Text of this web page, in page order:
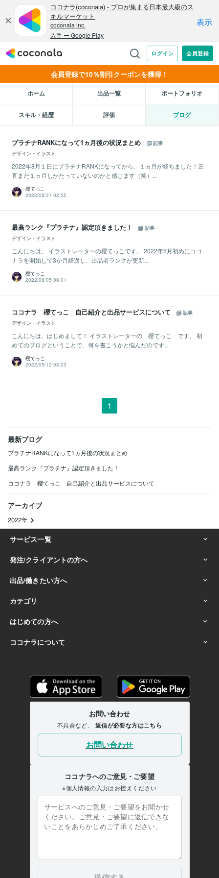
会員登録で10％割引クーポンを獲得！
ホーム 出品一覧 ポートフォリオ
スキル・経歴 評価 ブログ
プラチナRANKになって1ヵ月後の状況まとめ
記事
デザイン・イラスト
2022年8月１日にプラチナRANKになってから、１ヵ月が経ちました！正
直まだ１ヵ月しかたっていないのかと感じます（笑）...
櫻てっこ
2022/08/31 02:55
最高ランク『プラチナ』認定頂きました！
記事
デザイン・イラスト
こんにちは。 イラストレーターの櫻てっこです。 2022年5月初めにココ
ナラを開始して3か月経過し、出品者ランクが更新...
櫻てっこ
2022/08/05 09:01
ココナラ 櫻てっこ 自己紹介と出品サービスについて
記事
デザイン・イラスト
こんにちは、はじめまして！ イラストレーターの 櫻てっこ です。 初
めてのブログということで、何を書こうかと悩んだのです...
櫻てっこ
2022/05/12 03:23
1
最新ブログ
プラチナRANKになって1ヵ月後の状況まとめ
最高ランク『プラチナ』認定頂きました！
ココナラ 櫻てっこ 自己紹介と出品サービスについて
アーカイブ
2022年